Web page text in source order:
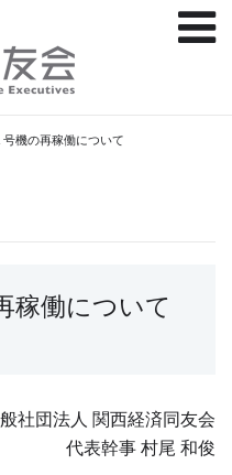
号機の再稼働について
稼働について
社団法人 関西経済同友会
代表幹事 村尾 和俊